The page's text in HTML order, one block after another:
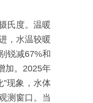
氏度。温暖
，水温较暖
锐减67%和
加。2025年
现象，水体
测窗口。当